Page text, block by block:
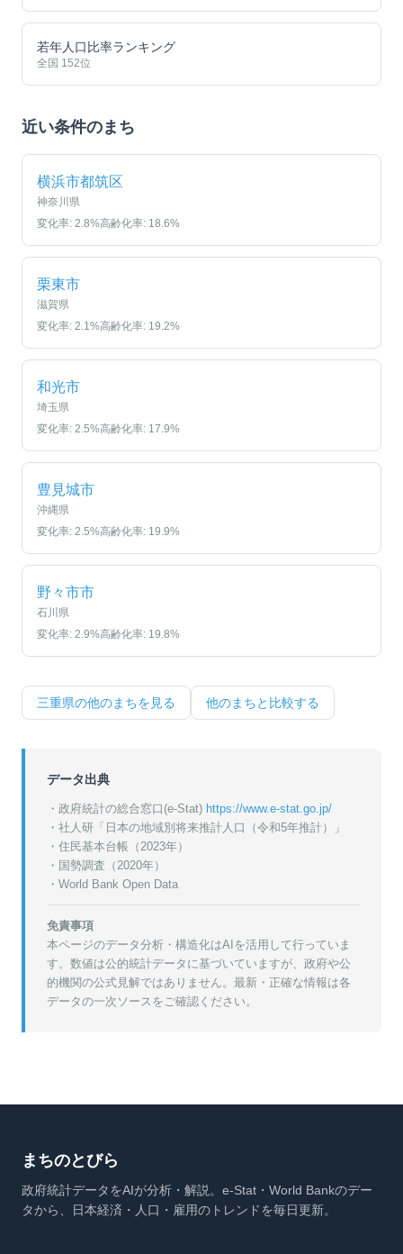
若年人口比率ランキング
全国 152位
近い条件のまち
横浜市都筑区
神奈川県
変化率: 2.8%高齢化率: 18.6%
栗東市
滋賀県
変化率: 2.1%高齢化率: 19.2%
和光市
埼玉県
変化率: 2.5%高齢化率: 17.9%
豊見城市
沖縄県
変化率: 2.5%高齢化率: 19.9%
野々市市
石川県
変化率: 2.9%高齢化率: 19.8%
三重県の他のまちを見る 他のまちと比較する
データ出典
・政府統計の総合窓口(e-Stat) https://www.e-stat.go.jp/
・ 社人研「日本の地域別将来推計人口（令和5年推計）」
・ 住民基本台帳（2023年）
・ 国勢調査（2020年）
・World Bank Open Data
免責事項
本ページのデータ分析・構造化はAIを活用して行っていま
す。数値は公的統計データに基づいていますが、政府や公
的機関の公式見解ではありません。最新・正確な情報は各
データの一次ソースをご確認ください。
まちのとびら
政府統計データをAIが分析・解説。e-Stat・World Bankのデー
タから、日本経済・人口・雇用のトレンドを毎日更新。